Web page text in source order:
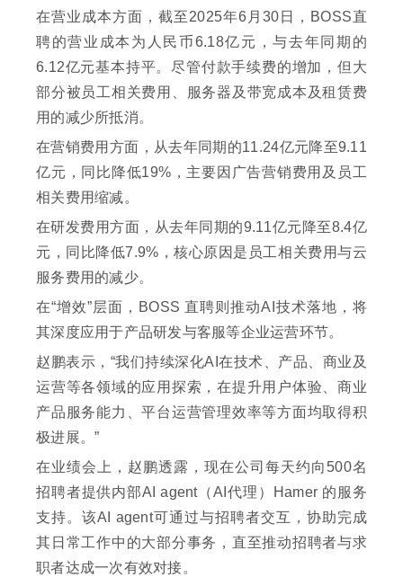
在营业成本方面，截至2025年6月30日，BOSS直
聘的营业成本为人民币6.18亿元，与去年同期的
6.12亿元基本持平。尽管付款手续费的增加，但大
部分被员工相关费用、服务器及带宽成本及租赁费
用的减少所抵消。
在营销费用方面，从去年同期的11.24亿元降至9.11
亿元，同比降低19%，主要因广告营销费用及员工
相关费用缩减。
在研发费用方面，从去年同期的9.11亿元降至8.4亿
元，同比降低7.9%，核心原因是员工相关费用与云
服务费用的减少。
在“增效”层面，BOSS 直聘则推动AI技术落地，将
其深度应用于产品研发与客服等企业运营环节。
赵鹏表示，“我们持续深化AI在技术、产品、商业及
运营等各领域的应用探索，在提升用户体验、商业
产品服务能力、平台运营管理效率等方面均取得积
极进展。”
在业绩会上，赵鹏透露，现在公司每天约向500名
招聘者提供内部AI agent（AI代理）Hamer 的服务
支持。该AI agent可通过与招聘者交互，协助完成
其日常工作中的大部分事务，直至推动招聘者与求
职者达成一次有效对接。